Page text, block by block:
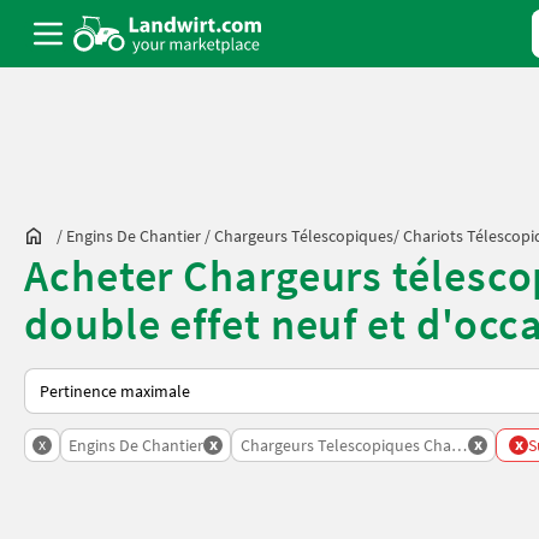
/ Engins De Chantier /Chargeurs Télescopiques/ Chariots
Acheter Chargeurs
double effet neuf et
Voici comment les annonces sont triées sur Landwirt.com
x Engins De Chantier x Chargeurs Telescopiques Chariots
x x